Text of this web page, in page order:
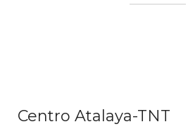
Centro Atalaya-TNT